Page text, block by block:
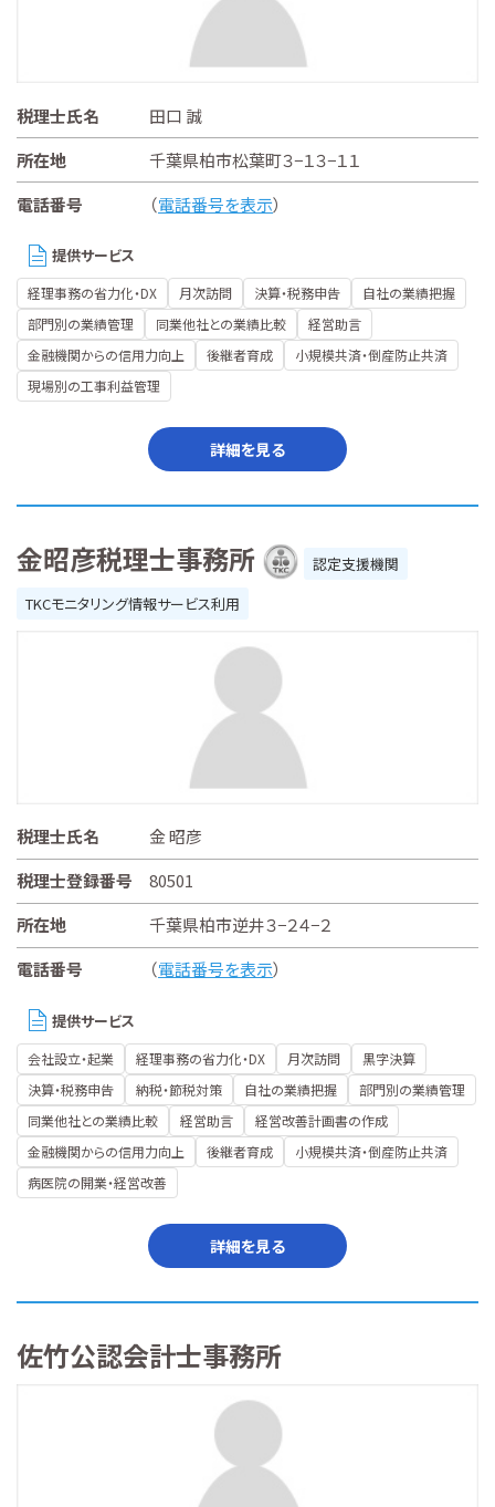
税理士氏名
田口 誠
所在地
千葉県柏市松葉町３−１３−１１
電話番号
（電話番号を表示）
提供サービス
経理事務の省力化・DX 月次訪問 決算・税務申告
自社の業績把握
部門別の業績管理
同業他社との業績比較
経営助言
金融機関からの信用力向上
後継者育成
小規模共済・倒産防止共済
現場別の工事利益管理
詳細を見る
金昭彦税理士事務所
認定支援機関
TKCモニタリング情報サービス利用
税理士氏名
金 昭彦
税理士登録番号
80501
所在地
千葉県柏市逆井３−２４−２
電話番号
（電話番号を表示）
提供サービス
会社設立・起業 経理事務の省力化・DX 月次訪問
黒字決算
決算・税務申告
納税・節税対策 自社の業績把握
部門別の業績管理
同業他社との業績比較
経営助言
経営改善計画書の作成
金融機関からの信用力向上
後継者育成
小規模共済・倒産防止共済
病医院の開業・経営改善
詳細を見る
佐竹公認会計士事務所